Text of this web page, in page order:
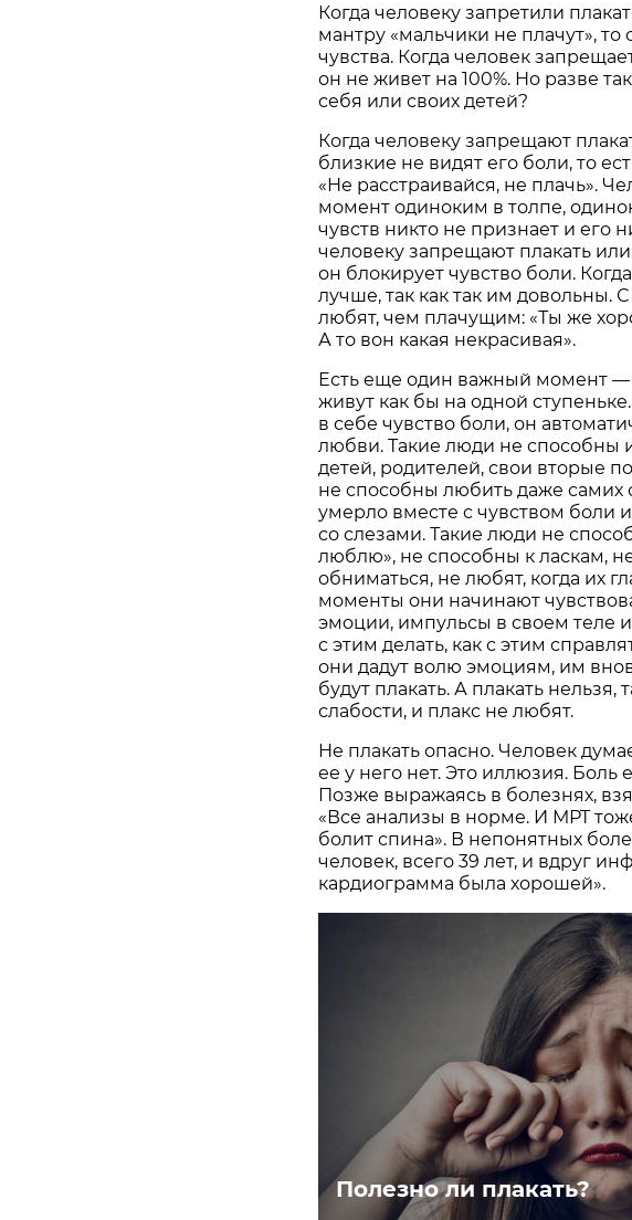
Когда человеку запретили
мантру «мальчики не плачут»,
чувства. Когда человек
он не живет на 100%. Но разве
себя или своих детей?
Когда человеку запрещают
близкие не видят его боли, то
«Не расстраивайся, не плачь».
момент одиноким в толпе,
чувств никто не признает и его
человеку запрещают плакать
он блокирует чувство боли.
лучше, так как так им довольны.
любят, чем плачущим: «Ты же
А то вон какая некрасивая».
Есть еще один важный момент —
живут как бы на одной
в себе чувство боли, он
любви. Такие люди не способны
детей, родителей, свои вторые
не способны любить даже самих
умерло вместе с чувством боли
со слезами. Такие люди не
люблю», не способны к ласкам,
обниматься, не любят, когда их
моменты они начинают
эмоции, импульсы в своем теле
с этим делать, как с этим
они дадут волю эмоциям, им
будут плакать. А плакать нельзя,
слабости, и плакс не любят.
Не плакать опасно. Человек
ее у него нет. Это иллюзия. Боль
Позже выражаясь в болезнях,
«Все анализы в норме. И МРТ
болит спина». В непонятных
человек, всего 39 лет, и вдруг
кардиограмма была хорошей».
Полезно ли плакать?